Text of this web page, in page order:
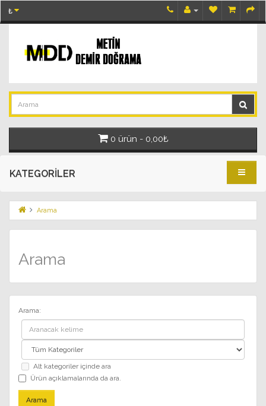
₺
0 ürün - 0,00₺
KATEGORILER
Arama
Arama
Arama:
Alt kategoriler içinde ara
Ürün açıklamalarında da ara.